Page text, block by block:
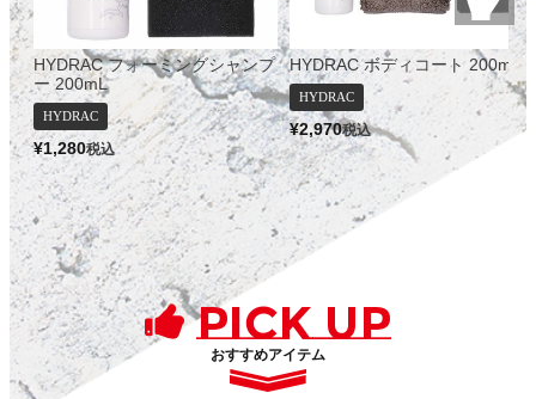
HYDRAC フォーミングシャンプ
ー 200mL
HYDRAC
¥1,280税込
HYDRAC ボディコート 200mL
HYDRAC
¥2,970税込
PICK UP
おすすめアイテム